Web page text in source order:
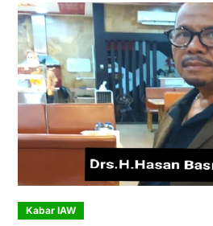
Kabar IAW